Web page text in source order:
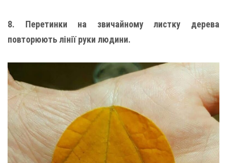
8. Перетинки на звичайному листку дерева
повторюють лінії руки людини.